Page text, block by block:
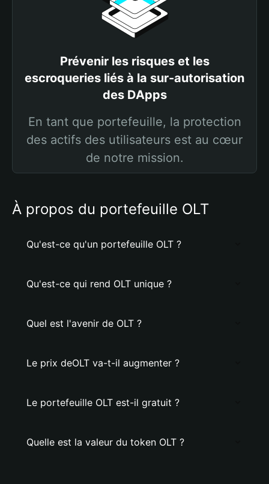
Prévenir les risques et les
escroqueries liés à la sur-autorisation
des DApps
En tant que portefeuille, la protection
des actifs des utilisateurs est au cœur
de notre mission.
À propos du portefeuille OLT
Qu'est-ce qu'un portefeuille OLT ?
Qu'est-ce qui rend OLT unique ?
Quel est l'avenir de OLT ?
Le prix deOLT va-t-il augmenter ?
Le portefeuille OLT est-il gratuit ?
Quelle est la valeur du token OLT ?